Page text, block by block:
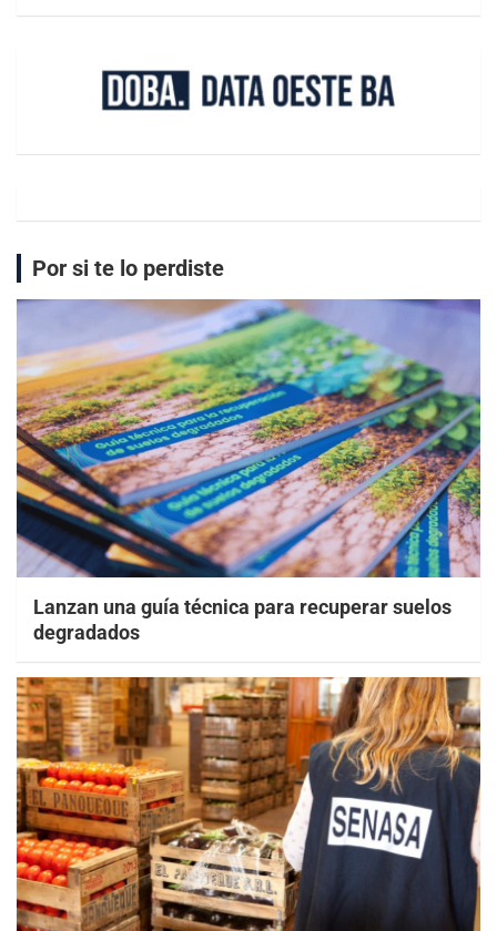
Por si te lo perdiste
Lanzan una guía técnica para recuperar suelos
degradados